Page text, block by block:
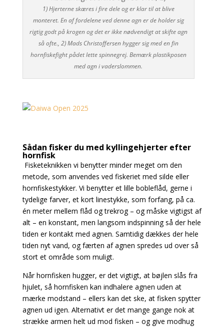
1) Hjerterne skæres i fire dele og er klar til at blive
monteret. En af fordelene ved denne agn er de holder sig
rigtig godt på krogen og det er ikke nødvendigt at skifte agn
så ofte., 2) Mads Christoffersen hygger sig med en fin
hornfiskefight pådet lette spinnegrej. Bemærk plastikposen
med agn i vaderslommen.
Sådan fisker du med kyllingehjerter efter
hornfisk
Fisketeknikken vi benytter minder meget om den
metode, som anvendes ved fiskeriet med silde eller
hornfiskestykker. Vi benytter et lille bobleflåd, gerne i
tydelige farver, et kort linestykke, som forfang, på ca.
én meter mellem flåd og trekrog – og måske vigtigst af
alt – en konstant, men langsom indspinning så der hele
tiden er kontakt med agnen. Samtidig dækkes der hele
tiden nyt vand, og færten af agnen spredes ud over så
stort et område som muligt.
Når hornfisken hugger, er det vigtigt, at bøjlen slås fra
hjulet, så hornfisken kan indhalere agnen uden at
mærke modstand – ellers kan det ske, at fisken spytter
agnen ud igen. Alternativt er det mange gange nok at
strække armen helt ud mod fisken – og give modhug